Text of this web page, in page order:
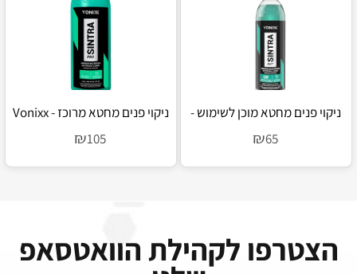
ניקוי פנים מחטא מוכן לשימוש -
₪65
ניקוי פנים מחטא מרוכז - Vonixx
₪105
הצטרפו לקהילת הוואטסאפ